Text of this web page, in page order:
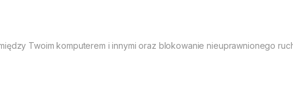
Twoim komputerem i innymi oraz blokowanie nieuprawnionego